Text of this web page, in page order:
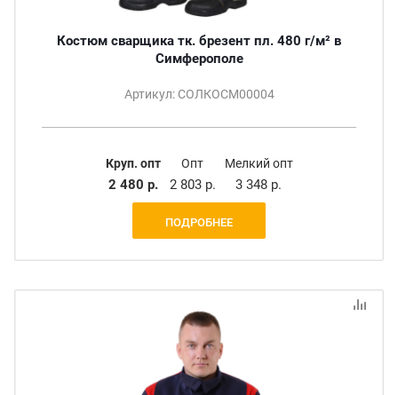
Костюм сварщика тк. брезент пл. 480 г/м² в
Симферополе
Артикул: СОЛКОСМ00004
Круп. опт
2 480 р.
Опт
2 803 р.
Мелкий опт
3 348 р.
ПОДРОБНЕЕ